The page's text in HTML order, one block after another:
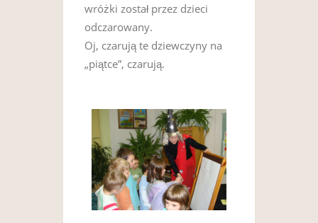
wróżki został przez dzieci
odczarowany.
Oj, czarują te dziewczyny na
„piątce”, czarują.